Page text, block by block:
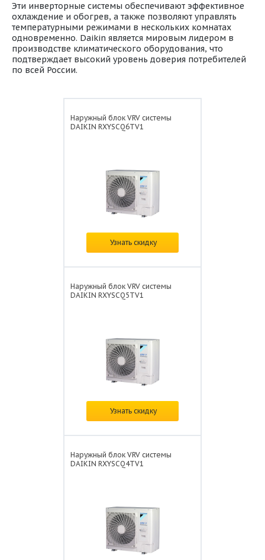
Эти инверторные системы обеспечивают эффективное
охлаждение и обогрев, а также позволяют управлять
температурными режимами в нескольких комнатах
одновременно. Daikin является мировым лидером в
производстве климатического оборудования, что
подтверждает высокий уровень доверия потребителей
по всей России.
Наружный блок VRV системы
DAIKIN RXYSCQ6TV1
по запросу
Узнать скидку
Наружный блок VRV системы
DAIKIN RXYSCQ5TV1
по запросу
Узнать скидку
Наружный блок VRV системы
DAIKIN RXYSCQ4TV1